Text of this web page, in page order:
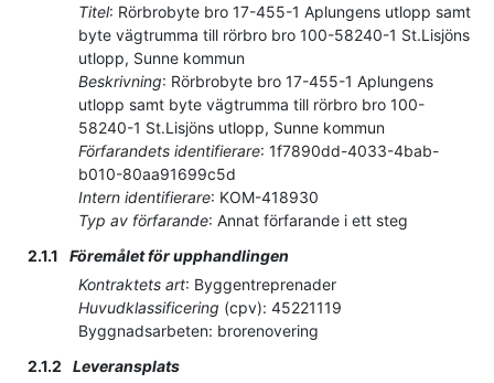
Titel: Rörbrobyte bro 17-455-1 Aplungens utlopp samt
byte vägtrumma till rörbro bro 100-58240-1 St.Lisjöns
utlopp, Sunne kommun
Beskrivning: Rörbrobyte bro 17-455-1 Aplungens
utlopp samt byte vägtrumma till rörbro bro 100-
58240-1 St.Lisjöns utlopp, Sunne kommun
Förfarandets identifierare: 1f7890dd-4033-4bab-
b010-80aa91699c5d
Intern identifierare: KOM-418930
Typ av förfarande: Annat förfarande i ett steg
2.1.1
Föremålet för upphandlingen
Kontraktets art: Byggentreprenader
Huvudklassificering (cpv): 45221119
Byggnadsarbeten: brorenovering
2.1.2
Leveransplats